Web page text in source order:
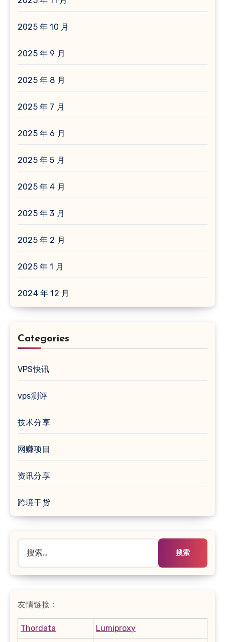
2025 年 10 月
2025 年 9 月
2025 年 8 月
2025 年 7 月
2025 年 6 月
2025 年 5 月
2025 年 4 月
2025 年 3 月
2025 年 2 月
2025 年 1 月
2024 年 12 月
Categories
VPS快讯
vps测评
技术分享
网赚项目
资讯分享
跨境干货
索：
友情链接：
Thordata Lumiproxy